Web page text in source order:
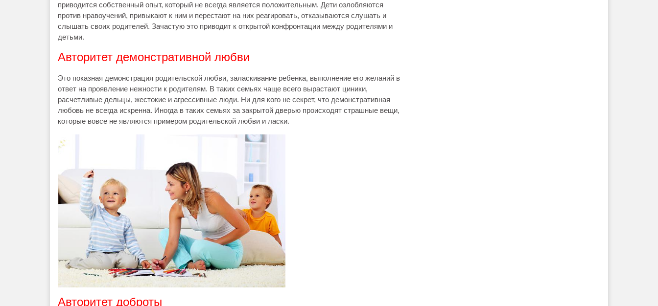
приводится собственный опыт, который не всегда является положительным. Дети озлобляются
против нравоучений, привыкают к ним и перестают на них реагировать, отказываются слушать и
слышать своих родителей. Зачастую это приводит к открытой конфронтации между родителями и
детьми.
Авторитет демонстративной любви
Это показная демонстрация родительской любви, заласкивание ребенка, выполнение его желаний в
ответ на проявление нежности к родителям. В таких семьях чаще всего вырастают циники,
расчетливые дельцы, жестокие и агрессивные люди. Ни для кого не секрет, что демонстративная
любовь не всегда искренна. Иногда в таких семьях за закрытой дверью происходят страшные вещи,
которые вовсе не являются примером родительской любви и ласки.
Авторитет доброты